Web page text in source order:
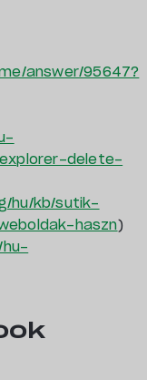
answer/95647?
delete-
hu/kb/sutik-
haszn)
hu-